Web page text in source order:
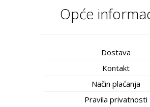
Opće
Dostava
Kontakt
Način plaćanja
Pravila privatnosti